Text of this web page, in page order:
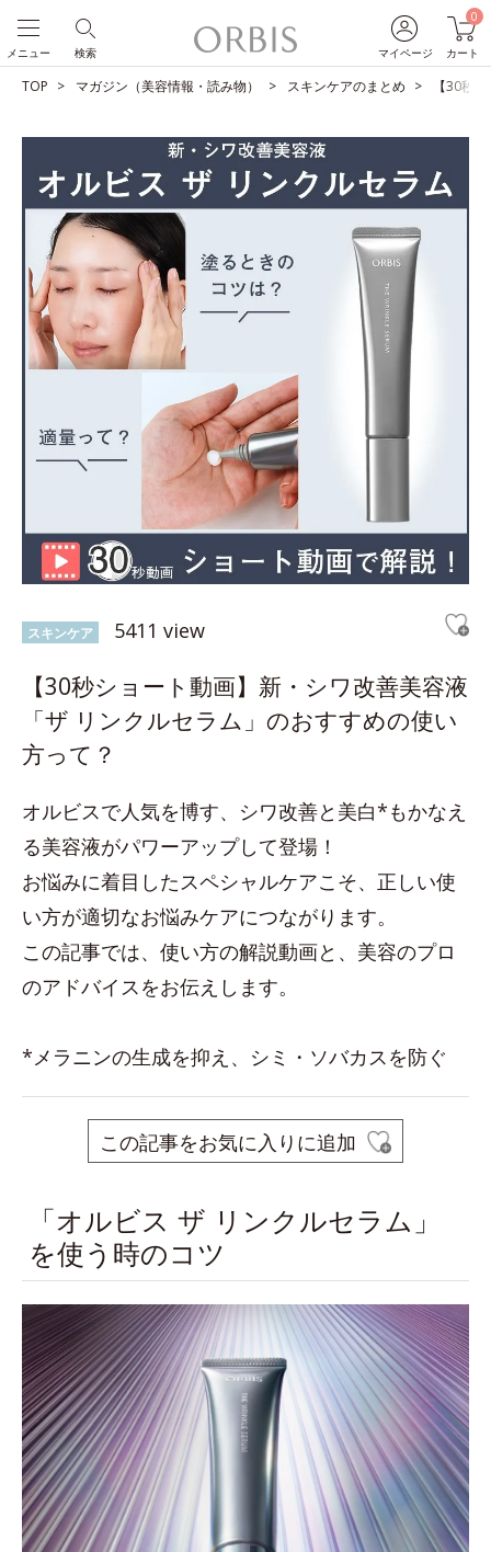
マイページ
0
カート
検索
メニュー
TOP マガジン（美容情報・読み物） スキンケアのまとめ 【30秒
スキンケア 5411 view
【30秒ショート動画】新・シワ改善美容液
「ザ リンクルセラム」のおすすめの使い
方って？
オルビスで人気を博す、シワ改善と美白*もかなえ
る美容液がパワーアップして登場！
お悩みに着目したスペシャルケアこそ、正しい使
い方が適切なお悩みケアにつながります。
この記事では、使い方の解説動画と、美容のプロ
のアドバイスをお伝えします。
*メラニンの生成を抑え、シミ・ソバカスを防ぐ
この記事をお気に入りに追加
「オルビス ザ リンクルセラム」
を使う時のコツ